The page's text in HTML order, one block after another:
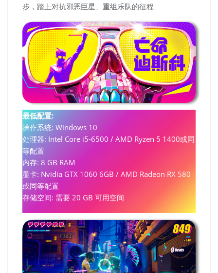
步，踏上对抗邪恶巨星、重组乐队的征程
最低配置:
操作系统: Windows 10
处理器: Intel Core i5-6500 / AMD Ryzen 5 1400或同
等配置
内存: 8 GB RAM
显卡: Nvidia GTX 1060 6GB / AMD Radeon RX 580
或同等配置
存储空间: 需要 20 GB 可用空间